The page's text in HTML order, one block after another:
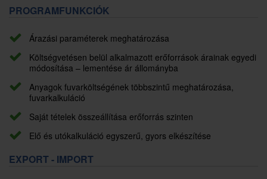
PROGRAMFUNKCIÓK
Árazási paraméterek meghatározása
Költségvetésen belül alkalmazott erőforrások árainak egyedi
módosítása – lementése ár állományba
Anyagok fuvarköltségének többszintű meghatározása,
fuvarkalkuláció
Saját tételek összeállítása erőforrás szinten
Elő és utókalkuláció egyszerű, gyors elkészítése
EXPORT - IMPORT